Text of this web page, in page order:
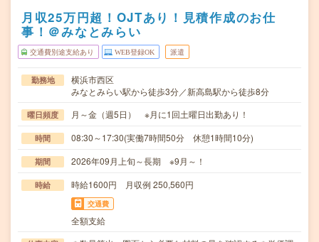
月収25万円超！OJTあり！見積作成のお仕
事！＠みなとみらい
交通費別途支給あり WEB登録OK 派遣
勤務地
横浜市西区
みなとみらい駅から徒歩3分／新高島駅から徒歩8分
曜日頻度 月～金（週5日） ※月に1回土曜日出勤あり！
時間 08:30～17:30(実働7時間50分 休憩1時間10分)
期間 2026年09月上旬～長期 ※9月～！
時給 時給1600円 月収例 250,560円
交通費
全額支給